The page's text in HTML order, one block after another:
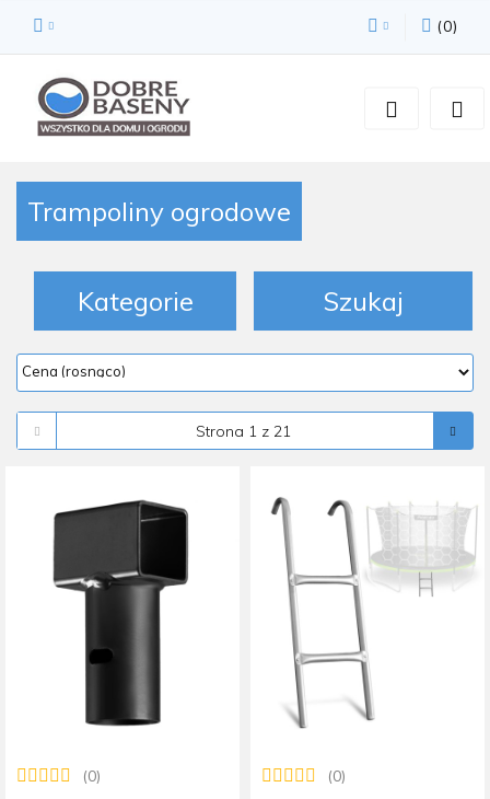
Zarejestruj się
Zgody cookies
(0)
Trampoliny ogrodowe
Kategorie Szukaj
(0) (0)